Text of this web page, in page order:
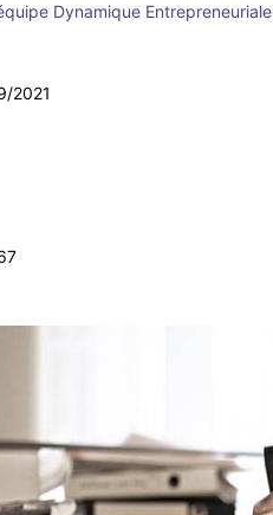
Dynamique Entrepreneuriale
2021